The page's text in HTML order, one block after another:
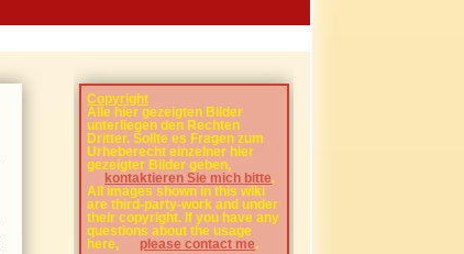
Copyright
Alle hier gezeigten Bilder
unterliegen den Rechten
Dritter. Sollte es Fragen zum
Urheberecht einzelner hier
gezeigter Bilder geben,
kontaktieren Sie mich bitte.
All images shown in this wiki
are third-party-work and under
their copyright. If you have any
questions about the usage
here,
please contact me.